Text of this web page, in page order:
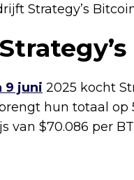
Strategy’s
9 juni 2025 kocht
hun totaal op
van $70.086 per